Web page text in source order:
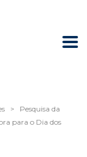
>
Pesquisa da
para o Dia dos